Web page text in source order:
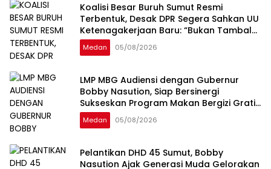
Koalisi Besar Buruh Sumut Resmi
Terbentuk, Desak DPR Segera Sahkan UU
Ketenagakerjaan Baru: “Bukan Tambal
Sulam, Tapi Perubahan Total”
Medan 05/08/2026
LMP MBG Audiensi dengan Gubernur
Bobby Nasution, Siap Bersinergi
Sukseskan Program Makan Bergizi Gratis
di Sumatera Utara
Medan 05/08/2026
Pelantikan DHD 45 Sumut, Bobby
Nasution Ajak Generasi Muda Gelorakan